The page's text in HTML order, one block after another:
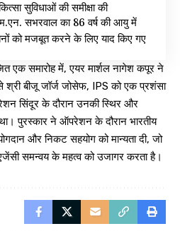
सुविधाओं की समीक्षा की
सभरवाल का 86 वर्ष की आयु में
को मजबूत करने के लिए याद किए गए
एक समारोह में, एयर मार्शल नागेश कपूर ने
बीजू जॉर्ज जोसेफ, IPS को एक प्रशंसा
सिंदूर के दौरान उनकी स्थिर और
पुरस्कार ने ऑपरेशन के दौरान भारतीय
और निकट सहयोग को मान्यता दी, जो
एजेंसी समन्वय के महत्व को उजागर करता है।